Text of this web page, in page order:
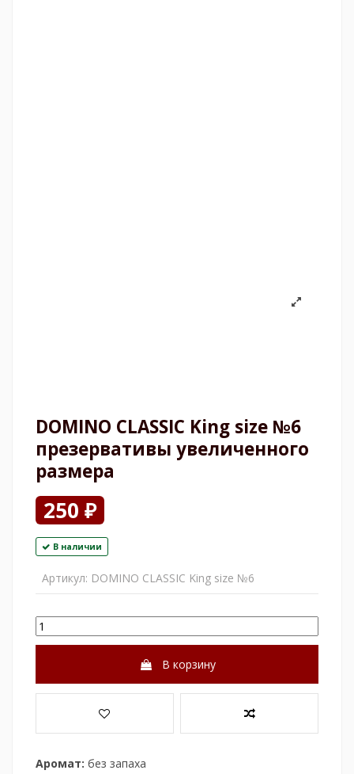
DOMINO CLASSIC King size №6
презервативы увеличенного
размера
250 ₽
В наличии
Артикул: DOMINO CLASSIC King size №6
В корзину
Аромат: без запаха